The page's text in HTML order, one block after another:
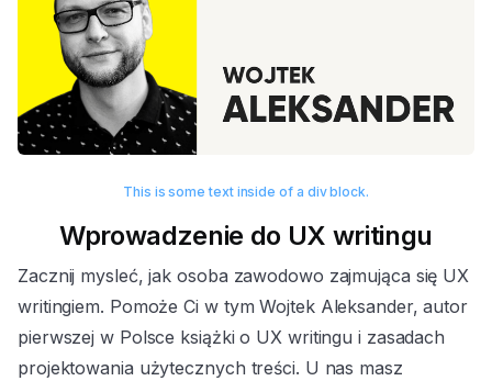
Wprowadzenie do UX writingu
Zacznij mysleć, jak osoba zawodowo zajmująca się UX
writingiem. Pomoże Ci w tym Wojtek Aleksander, autor
pierwszej w Polsce książki o UX writingu i zasadach
projektowania użytecznych treści. U nas masz
This is some text inside of a div block.